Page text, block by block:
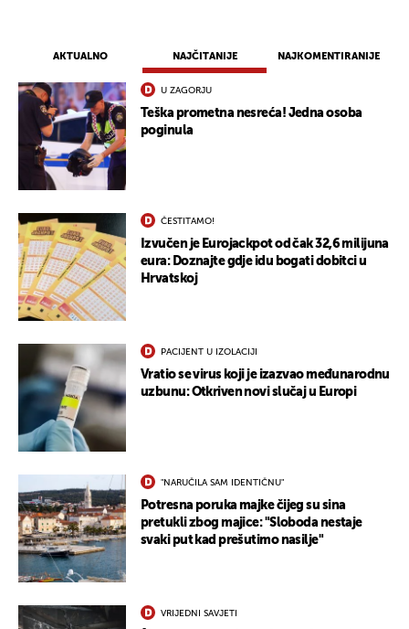
AKTUALNO NAJČITANIJE NAJKOMENTIRANIJE
U ZAGORJU
Teška prometna nesreća! Jedna osoba
poginula
ČESTITAMO!
Izvučen je Eurojackpot od čak 32,6 milijuna
eura: Doznajte gdje idu bogati dobitci u
Hrvatskoj
PACIJENT U IZOLACIJI
Vratio se virus koji je izazvao međunarodnu
uzbunu: Otkriven novi slučaj u Europi
"NARUČILA SAM IDENTIČNU"
Potresna poruka majke čijeg su sina
pretukli zbog majice: "Sloboda nestaje
svaki put kad prešutimo nasilje"
VRIJEDNI SAVJETI
UKLJUČITE NOTIFIKACIJE